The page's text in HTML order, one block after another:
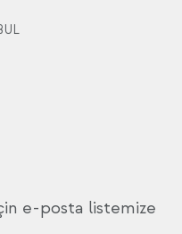
e-posta listemize